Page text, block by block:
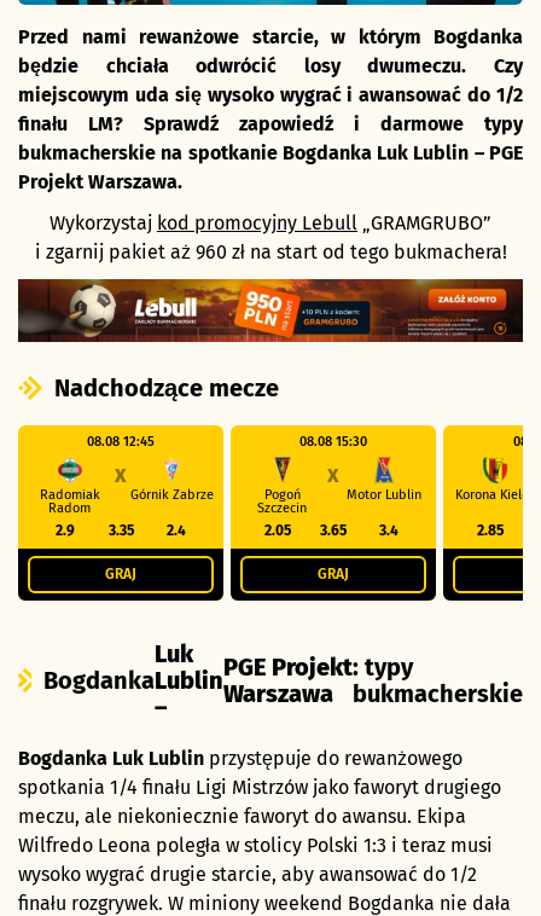
Przed nami rewanżowe starcie, w którym Bogdanka
będzie chciała odwrócić losy dwumeczu. Czy
miejscowym uda się wysoko wygrać i awansować do 1/2
finału LM? Sprawdź zapowiedź i darmowe typy
bukmacherskie na spotkanie Bogdanka Luk Lublin – PGE
Projekt Warszawa.
Wykorzystaj kod promocyjny Lebull „GRAMGRUBO”
i zgarnij pakiet aż 960 zł na start od tego bukmachera!
Nadchodzące mecze
08.08 12:45
Radomiak
Radom
X
Górnik Zabrze
2.9 3.35 2.4
GRAJ
08.08 15:30
Pogoń
Szczecin
X
Motor Lublin
2.05 3.65 3.4
GRAJ
Korona Kielce
2.85
Bogdanka
Luk
Lublin
–
PGE Projekt
Warszawa
: typy
bukmacherskie
Bogdanka Luk Lublin przystępuje do rewanżowego
spotkania 1/4 finału Ligi Mistrzów jako faworyt drugiego
meczu, ale niekoniecznie faworyt do awansu. Ekipa
Wilfredo Leona poległa w stolicy Polski 1:3 i teraz musi
wysoko wygrać drugie starcie, aby awansować do 1/2
finału rozgrywek. W miniony weekend Bogdanka nie dała